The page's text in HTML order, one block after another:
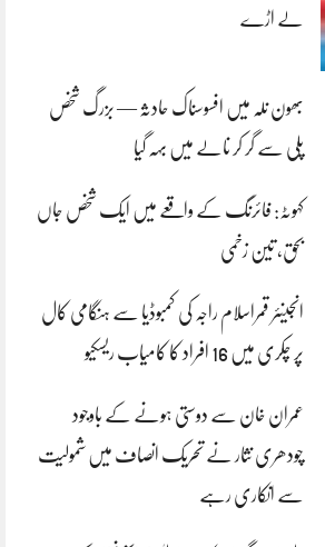
لے اڑے
بھون نلہ میں افسوسناک حادثہ — بزرگ شخص
پلی سے گر کر نالے میں بہہ گیا
کہوٹہ: فائرنگ کے واقعے میں ایک شخص جاں
بحق، تین زخمی
انجینئر قمراسلام راجہ کی کمبوڈیا سے ہنگامی کال
پر چکری میں 16 افراد کا کامیاب ریسکیو
عمران خان سے دوستی ہونے کے باوجود
چودھری نثار نے تحریک انصاف میں شمولیت
سے انکاری رہے